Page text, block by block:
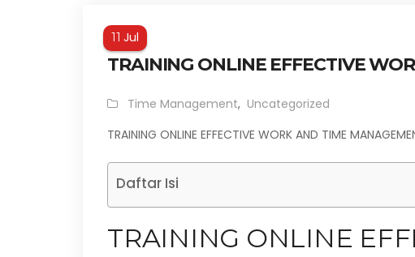
11Jul
TRAINING ONLINE EFFECTIVE
Time Management, Uncategorized
TRAINING ONLINE EFFECTIVE WORK AND TIME
Daftar Isi
TRAINING ONLINE